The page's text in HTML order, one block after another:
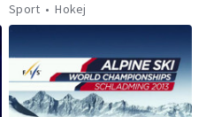
Sport
Hokej